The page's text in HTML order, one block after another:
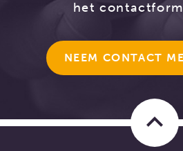
het
NEEM CONTACT
keyboard_arrow_up